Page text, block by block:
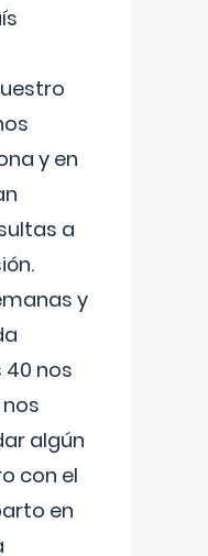
y en
a
y
nos
algún
con el
en